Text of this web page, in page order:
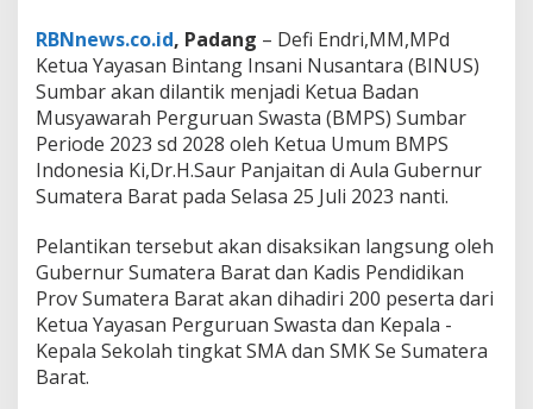
d
i
K
e
t
u
a
B
P
S
S
u
m
b
a
RBNnews.co.id, Padang – Defi Endri,MM,MPd
Ketua Yayasan Bintang Insani Nusantara (BINUS)
Sumbar akan dilantik menjadi Ketua Badan
Musyawarah Perguruan Swasta (BMPS) Sumbar
Periode 2023 sd 2028 oleh Ketua Umum BMPS
Indonesia Ki,Dr.H.Saur Panjaitan di Aula Gubernur
Sumatera Barat pada Selasa 25 Juli 2023 nanti.
Pelantikan tersebut akan disaksikan langsung oleh
Gubernur Sumatera Barat dan Kadis Pendidikan
Prov Sumatera Barat akan dihadiri 200 peserta dari
Ketua Yayasan Perguruan Swasta dan Kepala -
Kepala Sekolah tingkat SMA dan SMK Se Sumatera
Barat.